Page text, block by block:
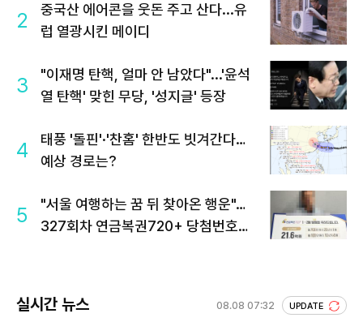
2
중국산 에어콘을 웃돈 주고 산다...유
럽 열광시킨 메이디
3
"이재명 탄핵, 얼마 안 남았다"...'윤석
열 탄핵' 맞힌 무당, '성지글' 등장
4
태풍 '돌핀'·'찬홈' 한반도 빗겨간다…
예상 경로는?
5
"서울 여행하는 꿈 뒤 찾아온 행운"…
327회차 연금복권720+ 당첨번호조
실시간 뉴스 08.08 07:32 UPDATE